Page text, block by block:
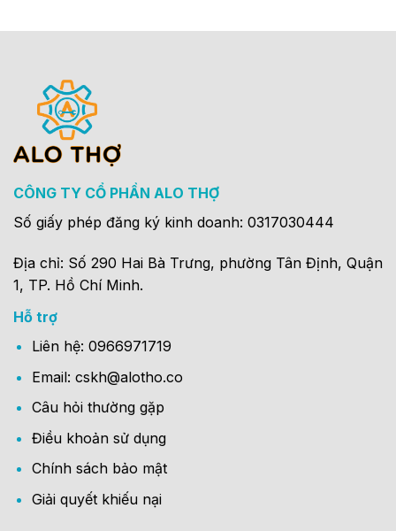
CÔNG TY CỔ PHẦN ALO THỢ
Số giấy phép đăng ký kinh doanh: 0317030444
Địa chỉ: Số 290 Hai Bà Trưng, phường Tân Định, Quận
1, TP. Hồ Chí Minh.
Hỗ trợ
Liên hệ: 0966971719
Email: cskh@alotho.co
Câu hỏi thường gặp
Điều khoản sử dụng
Chính sách bảo mật
Giải quyết khiếu nại